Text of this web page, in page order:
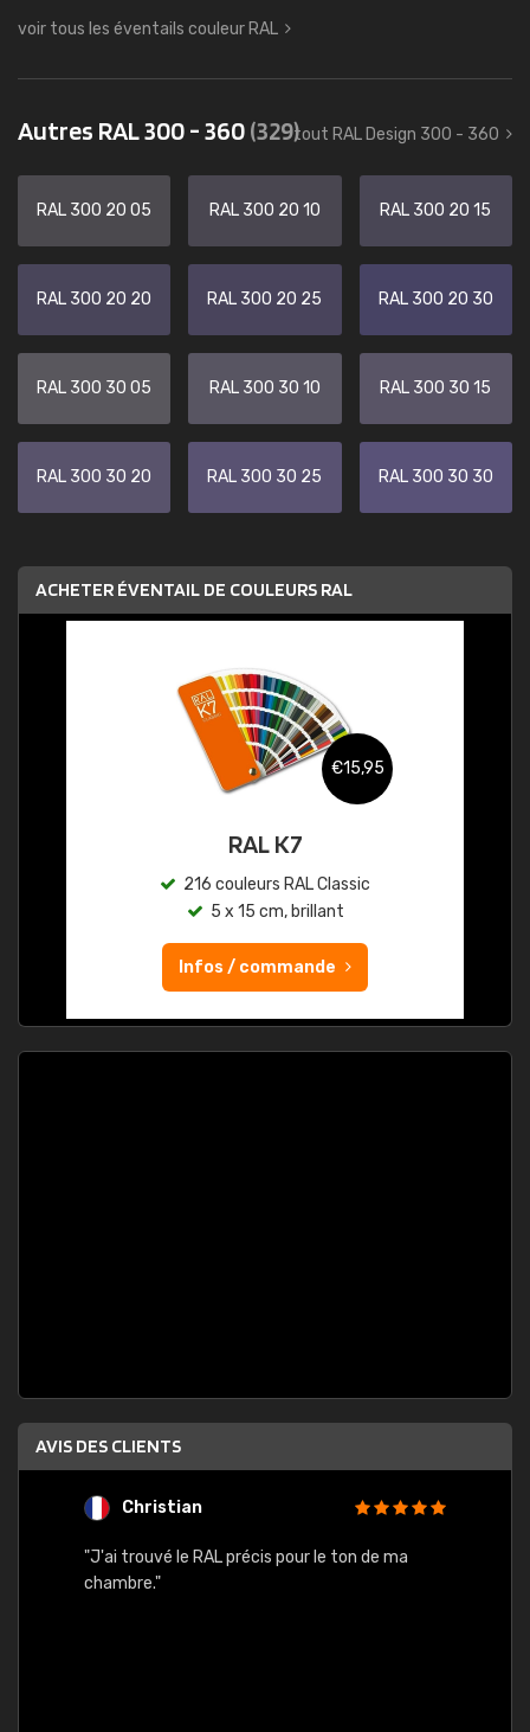
voir tous les éventails couleur RAL
Autres RAL 300 - 360(329)tout RAL Design 300 - 360
RAL 300 20 05 RAL 300 20 10 RAL 300 20 15
RAL 300 20 20 RAL 300 20 25 RAL 300 20 30
RAL 300 30 05 RAL 300 30 10 RAL 300 30 15
RAL 300 30 20 RAL 300 30 25 RAL 300 30 30
ACHETER ÉVENTAIL DE COULEURS RAL
€15,95
RAL K7
216 couleurs RAL Classic
5 x 15 cm, brillant
Infos / commande
AVIS DES CLIENTS
Christian
"J'ai trouvé le RAL précis pour le ton de ma
chambre."